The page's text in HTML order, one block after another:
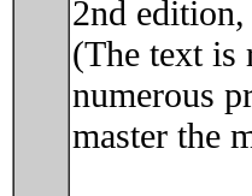
2nd
(The text is
numerous
master the